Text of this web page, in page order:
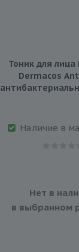
Тоник для лица
Dermacos
Наличие в
Нет в
в выбранном